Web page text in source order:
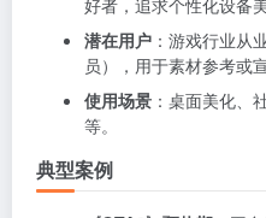
好者，追求个性化设备
潜在用户 ：游戏行业从
员），用于素材参考或
使用场景 ：桌面美化、
等。
典型案例